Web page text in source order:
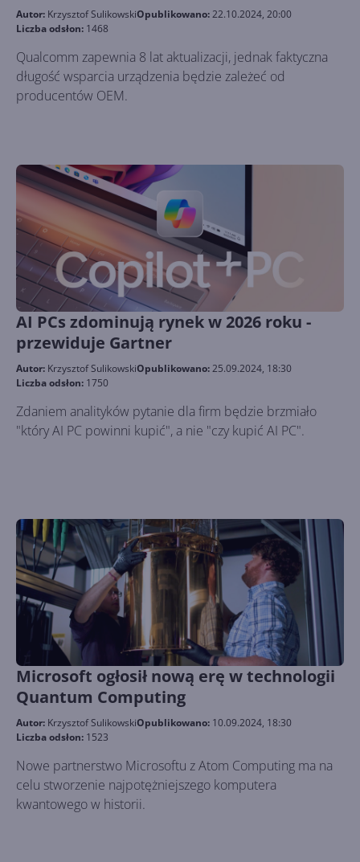
Autor: Krzysztof SulikowskiOpublikowano:22.10.2024, 20:00
Liczba odsłon: 1468
Qualcomm zapewnia 8 lat aktualizacji, jednak faktyczna
długość wsparcia urządzenia będzie zależeć od
producentów OEM.
AI PCs zdominują rynek w 2026 roku -
przewiduje Gartner
Autor: Krzysztof SulikowskiOpublikowano:25.09.2024, 18:30
Liczba odsłon: 1750
Zdaniem analityków pytanie dla firm będzie brzmiało
"który AI PC powinni kupić", a nie "czy kupić AI PC".
Microsoft ogłosił nową erę w technologii
Quantum Computing
Autor: Krzysztof SulikowskiOpublikowano: 10.09.2024, 18:30
Liczba odsłon: 1523
Nowe partnerstwo Microsoftu z Atom Computing ma na
celu stworzenie najpotężniejszego komputera
kwantowego w historii.